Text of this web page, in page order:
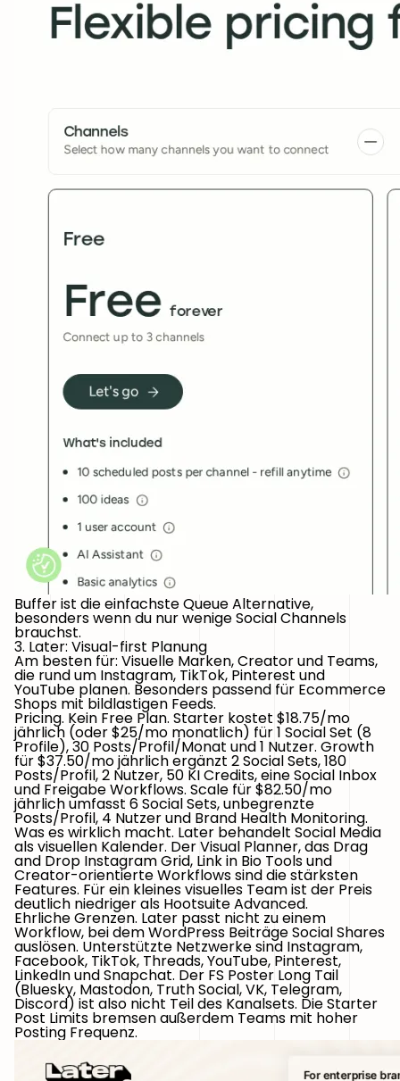
Buffer ist die einfachste Queue Alternative,
besonders wenn du nur wenige Social Channels
brauchst.
3. Later: Visual-first Planung
Am besten für: Visuelle Marken, Creator und Teams,
die rund um Instagram, TikTok, Pinterest und
YouTube planen. Besonders passend für Ecommerce
Shops mit bildlastigen Feeds.
Pricing. Kein Free Plan. Starter kostet $18.75/mo
jährlich (oder $25/mo monatlich) für 1 Social Set (8
Profile), 30 Posts/Profil/Monat und 1 Nutzer. Growth
für $37.50/mo jährlich ergänzt 2 Social Sets, 180
Posts/Profil, 2 Nutzer, 50 KI Credits, eine Social Inbox
und Freigabe Workflows. Scale für $82.50/mo
jährlich umfasst 6 Social Sets, unbegrenzte
Posts/Profil, 4 Nutzer und Brand Health Monitoring.
Was es wirklich macht. Later behandelt Social Media
als visuellen Kalender. Der Visual Planner, das Drag
and Drop Instagram Grid, Link in Bio Tools und
Creator-orientierte Workflows sind die stärksten
Features. Für ein kleines visuelles Team ist der Preis
deutlich niedriger als Hootsuite Advanced.
Ehrliche Grenzen. Later passt nicht zu einem
Workflow, bei dem WordPress Beiträge Social Shares
auslösen. Unterstützte Netzwerke sind Instagram,
Facebook, TikTok, Threads, YouTube, Pinterest,
LinkedIn und Snapchat. Der FS Poster Long Tail
(Bluesky, Mastodon, Truth Social, VK, Telegram,
Discord) ist also nicht Teil des Kanalsets. Die Starter
Post Limits bremsen außerdem Teams mit hoher
Posting Frequenz.